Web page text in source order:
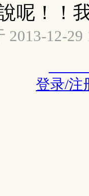
呢！！
2013-12-29
登录/注